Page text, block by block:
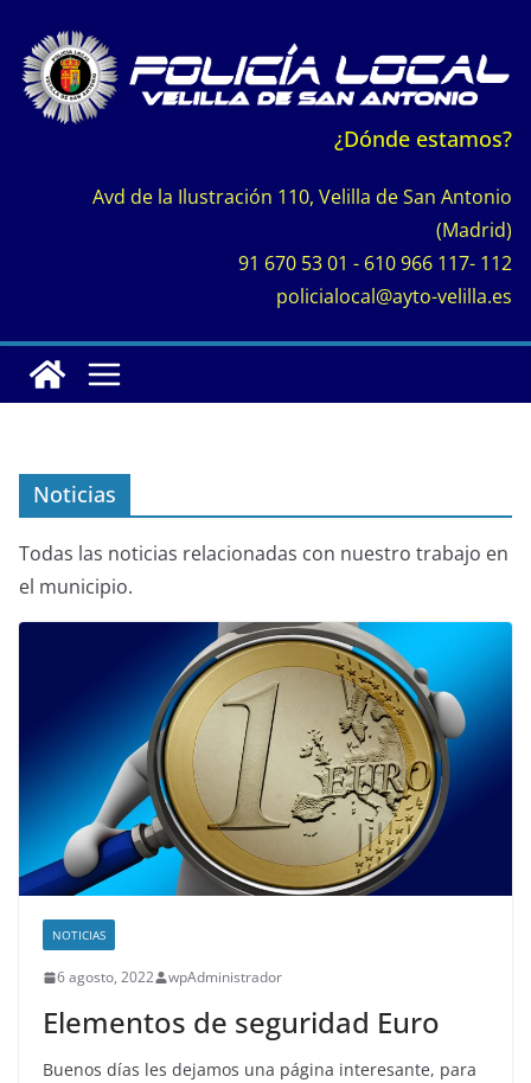
contenido
¿Dónde estamos?
Avd de la Ilustración 110, Velilla de San Antonio
(Madrid)
91 670 53 01 - 610 966 117- 112
policialocal@ayto-velilla.es
Noticias
Todas las noticias relacionadas con nuestro trabajo en
el municipio.
NOTICIAS
6 agosto, 2022 wpAdministrador
Elementos de seguridad Euro
Buenos días les dejamos una página interesante, para